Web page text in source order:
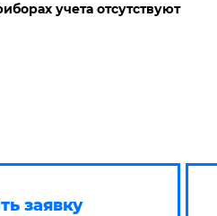
учета отсутствуют
заявку